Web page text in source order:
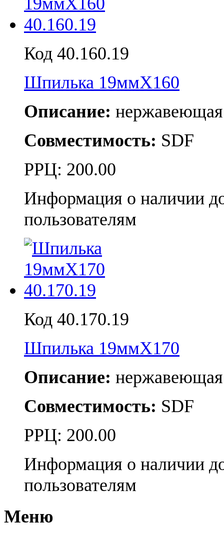
Код 40.160.19
Шпилька 19ммX160
Описание: нержавеющая
Совместимость: SDF
РРЦ: 200.00
Информация о наличии
пользователям
Код 40.170.19
Шпилька 19ммX170
Описание: нержавеющая
Совместимость: SDF
РРЦ: 200.00
Информация о наличии
пользователям
Меню